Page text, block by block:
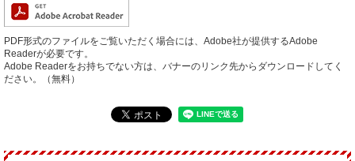
PDF形式のファイルをご覧いただく場合には、Adobe社が提供するAdobe
Readerが必要です。
Adobe Readerをお持ちでない方は、バナーのリンク先からダウンロードしてく
ださい。（無料）